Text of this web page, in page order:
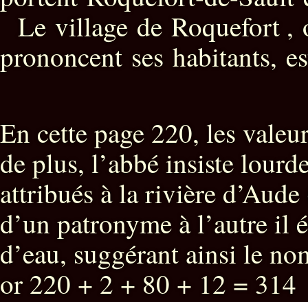
Le village de Roquefort ,
prononcent ses habitants,
En cette page 220, les
de plus, l’abbé insiste
attribués à la rivière
d’un patronyme à l’autre il
d’eau, suggérant ainsi le
or 220 + 2 + 80 + 12 = 314